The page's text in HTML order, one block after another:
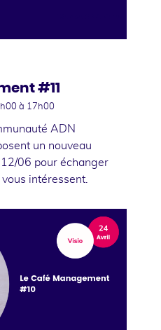
#11
à 17h00
ADN
un nouveau
06 pour échanger
intéressent.